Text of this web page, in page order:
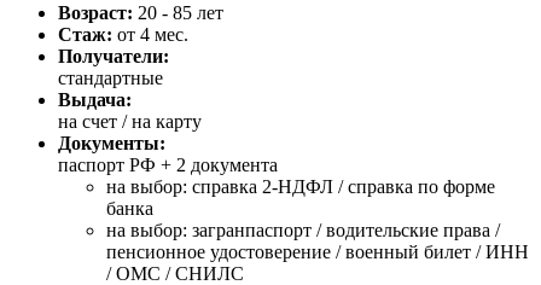
Возраст: 20 - 85 лет
Стаж: от 4 мес.
Получатели:
стандартные
Выдача:
на счет / на карту
Документы:
паспорт РФ + 2 документа
на выбор: справка 2-НДФЛ / справка по форме
банка
на выбор: загранпаспорт / водительские права /
пенсионное удостоверение / военный билет / ИНН
/ ОМС / СНИЛС